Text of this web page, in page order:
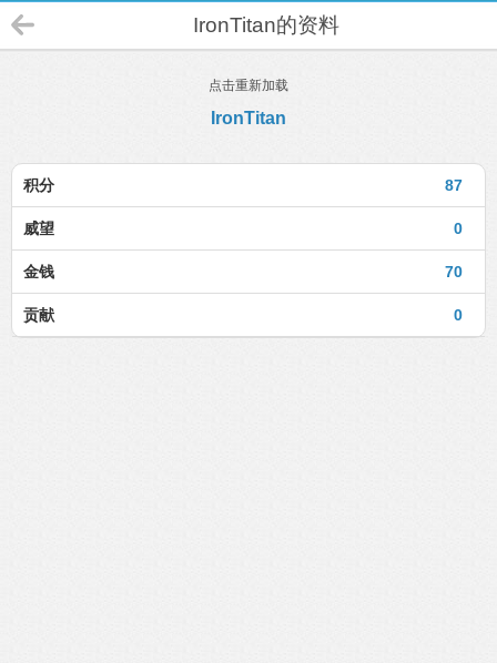
IronTitan的资料
点击重新加载
IronTitan
87
积分
0
威望
70
金钱
0
贡献